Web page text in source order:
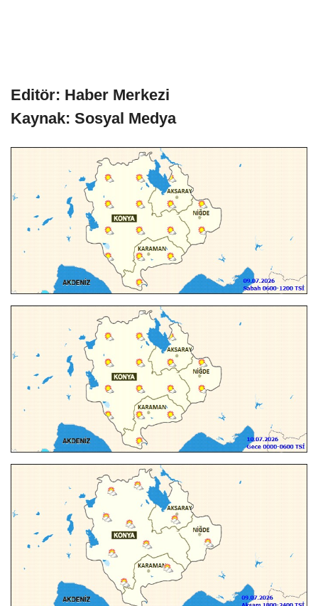
Editör: Haber Merkezi
Kaynak: Sosyal Medya